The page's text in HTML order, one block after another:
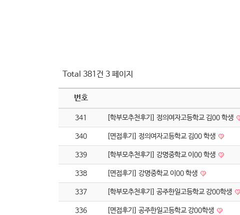
Total 381건 3 페이지
번호
341 [학부모추천후기] 정의여자고등학교 김00 학생
340 [면접후기] 정의여자고등학교 김00 학생
339 [학부모추천후기] 강명중학교 이00 학생
338 [면접후기] 강명중학교 이00 학생
337 [학부모추천후기] 공주한일고등학교 강00학생
336 [면접후기] 공주한일고등학교 강00학생